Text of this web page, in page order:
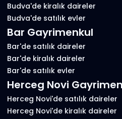
Budva'de kiralık daireler
Budva'de satılık evler
Bar Gayrimenkul
Bar'de satılık daireler
Bar'de kiralık daireler
Bar'de satılık evler
Herceg Novi
Herceg Novi'de satılık daireler
Herceg Novi'de kiralık daireler